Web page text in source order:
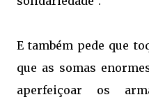
E também pede que
que as somas
aperfeiçoar os